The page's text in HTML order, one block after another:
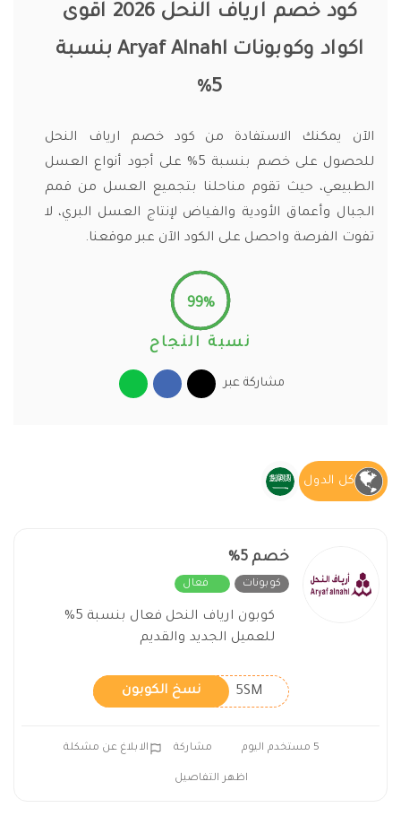
كود خصم ارياف النحل 2026 اقوى
اكواد وكوبونات Aryaf Alnahl بنسبة
5%
الآن يمكنك الاستفادة من كود خصم ارياف النحل
للحصول على خصم بنسبة 5% على أجود أنواع العسل
الطبيعي، حيث تقوم مناحلنا بتجميع العسل من قمم
الجبال وأعماق الأودية والفياض لإنتاج العسل البري، لا
تفوت الفرصة واحصل على الكود الآن عبر موقعنا.
99%
نسبة النجاح
مشاركة عبر
كل الدول
خصم 5%
كوبونات فعال
كوبون ارياف النحل فعال بنسبة 5%
للعميل الجديد والقديم
5SM نسخ الكوبون
5 مستخدم اليوم مشاركة الابلاغ عن مشكلة
اظهر التفاصيل